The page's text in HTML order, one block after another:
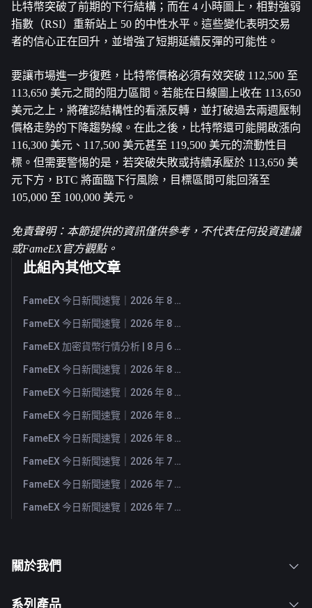
比特幣突破了前期的下行結構；而在 4 小時圖上，相對強弱
指數（RSI）重新站上 50 的中性水平。這些變化表明交易
者的信心正在回升，並增強了短期延續反彈的可能性。
要讓市場進一步復甦，比特幣價格必須有效突破 112,500 至
113,650 美元之間的阻力區間。若能在日線圖上收在 113,650
美元之上，將確認結構性的看漲反轉，並打破過去兩週壓制
價格走勢的下降趨勢線。在此之後，比特幣還可能開啟漲向
116,300 美元、117,500 美元甚至 119,500 美元的流動性目
標。但需要警惕的是，若突破失敗或持續承壓於 113,650 美
元下方，BTC 將面臨下行風險，目標區間可能回落至
105,000 至 100,000 美元。
免責聲明：本節提供的資訊僅供參考，不代表任何投資建議
或FameEX官方觀點。
此組內其他文章
FameEX 今日新聞速覽｜2026 年 8 月 10 日
FameEX 今日新聞速覽｜2026 年 8 月 7 日
FameEX 加密貨幣行情分析 | 8 月 6 日, 2026
FameEX 今日新聞速覽｜2026 年 8 月 6 日
FameEX 今日新聞速覽｜2026 年 8 月 5 日
FameEX 今日新聞速覽｜2026 年 8 月 4 日
FameEX 今日新聞速覽｜2026 年 8 月 3 日
FameEX 今日新聞速覽｜2026 年 7 月 31 日
FameEX 今日新聞速覽｜2026 年 7 月 30 日
FameEX 今日新聞速覽｜2026 年 7 月 29 日
關於我們
系列產品